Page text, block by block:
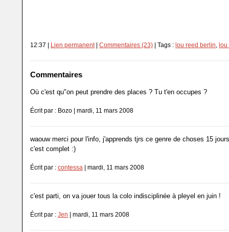
12:37 | Lien permanent| Commentaires (23) | Tags : lou reed berlin,
Commentaires
Où c'est qu"on peut prendre des places ? Tu t'en occupes ?
Écrit par : Bozo | mardi, 11 mars 2008
waouw merci pour l'info, j'apprends tjrs ce genre de choses 15
c'est complet :)
Écrit par : contessa | mardi, 11 mars 2008
c'est parti, on va jouer tous la colo indisciplinée à pleyel en juin !
Écrit par : Jen | mardi, 11 mars 2008